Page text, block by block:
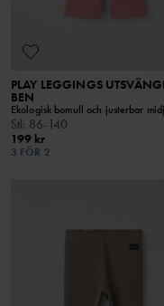
PLAY LEGGINGS
BEN
Ekologisk bomull och justerbar
Stl : 86-140
199 kr
3 FÖR 2